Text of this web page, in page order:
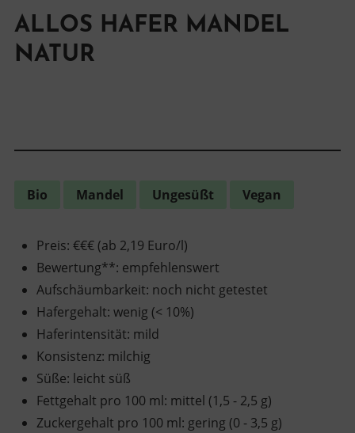
ALLOS HAFER MANDEL
NATUR
Bio Mandel Ungesüßt Vegan
Preis: €€€ (ab 2,19 Euro/l)
Bewertung**: empfehlenswert
Aufschäumbarkeit: noch nicht getestet
Hafergehalt: wenig (< 10%)
Haferintensität: mild
Konsistenz: milchig
Süße: leicht süß
Fettgehalt pro 100 ml: mittel (1,5 - 2,5 g)
Zuckergehalt pro 100 ml: gering (0 - 3,5 g)